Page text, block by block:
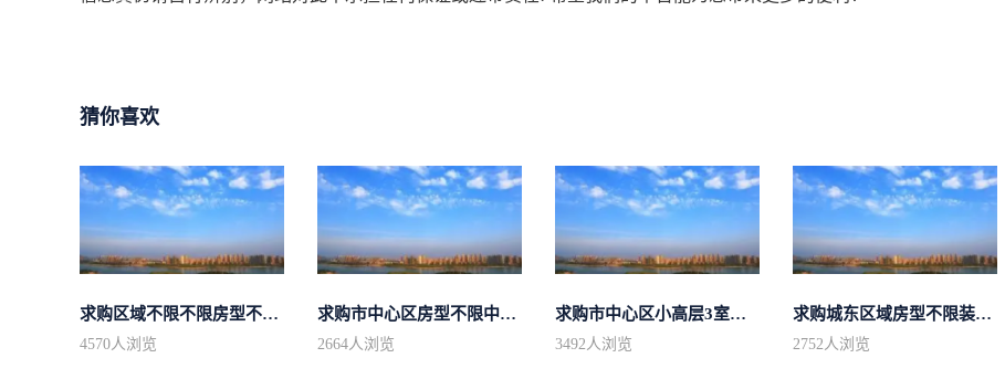
猜你喜欢
求购区域不限不限房型不限两室一厅简...
4570人浏览
求购市中心区房型不限中档装修
2664人浏览
求购市中心区小高层3室精致装修
3492人浏览
求购城东区域房型不限装修不限
2752人浏览